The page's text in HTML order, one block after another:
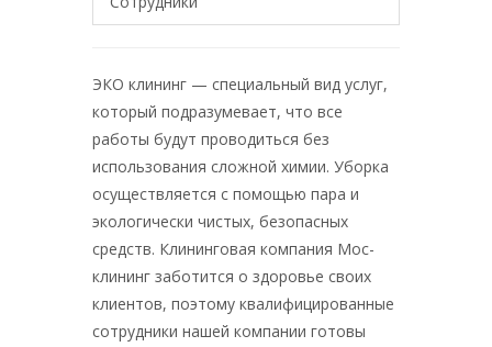
ЭКО клининг — специальный вид услуг,
который подразумевает, что все
работы будут проводиться без
использования сложной химии. Уборка
осуществляется с помощью пара и
экологически чистых, безопасных
средств. Клининговая компания Мос-
клининг заботится о здоровье своих
клиентов, поэтому квалифицированные
сотрудники нашей компании готовы